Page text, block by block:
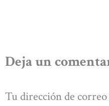
Deja un
Tu dirección de